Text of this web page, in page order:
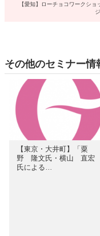
【愛知】ローチョコワークシ
その他のセミナー情
【東京・大井町】「粟
野 隆文氏・横山 直宏
氏による…